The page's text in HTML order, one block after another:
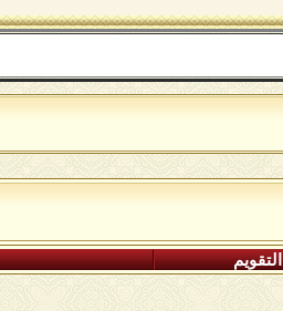
التقويم